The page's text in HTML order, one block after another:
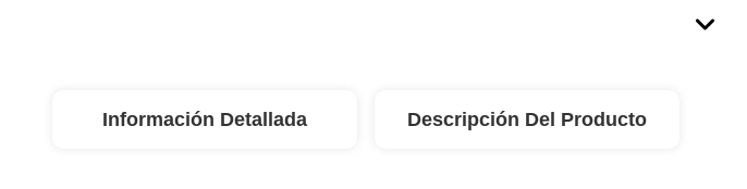
Información Detallada Descripción Del Producto